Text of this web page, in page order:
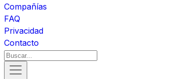
Compañías
FAQ
Privacidad
Contacto